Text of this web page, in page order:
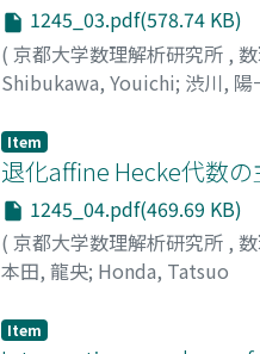
1245_03.pdf(578.74 KB)
( 京都大学数理解析研究所 ,
Shibukawa, Youichi; 渋川, 陽
Item
退化affine Hecke代数
1245_04.pdf(469.69 KB)
( 京都大学数理解析研究所 ,
本田, 龍央; Honda, Tatsuo
Item